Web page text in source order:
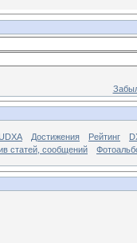
Достижения Рейтинг
статей, сообщений